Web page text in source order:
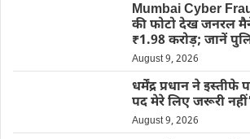
Mumbai Cyber
की फोटो देख जनरल
₹1.98 करोड़; जानें
August 9, 2026
धर्मेंद्र प्रधान ने इस्तीफे
पद मेरे लिए जरूरी नहीं’
August 9, 2026